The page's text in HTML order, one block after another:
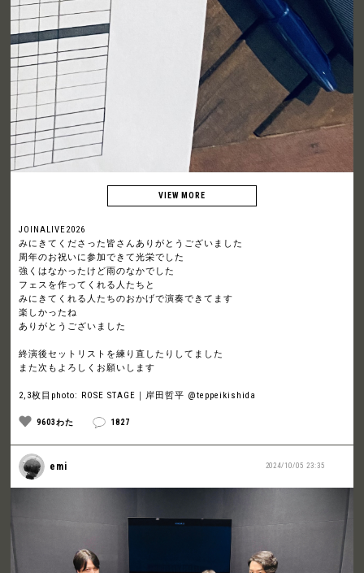
JOINALIVE2026
みにきてくださった皆さんありがとうございました
周年のお祝いに参加できて光栄でした
強くはなかったけど雨のなかでした
フェスを作ってくれる人たちと
みにきてくれる人たちのおかげで演奏できてます
楽しかったね
ありがとうございました
終演後セットリストを練り直したりしてました
また次もよろしくお願いします
2,3枚目photo: ROSE STAGE｜岸田哲平 @teppeikishida
9603わた 1827
2024/10/05 23:35
emi